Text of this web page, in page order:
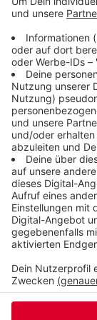
hat die
Streik
Wuppertal.
fahren. Wie
werden,
Veröffentlicht:
Anzeige
Anzeige